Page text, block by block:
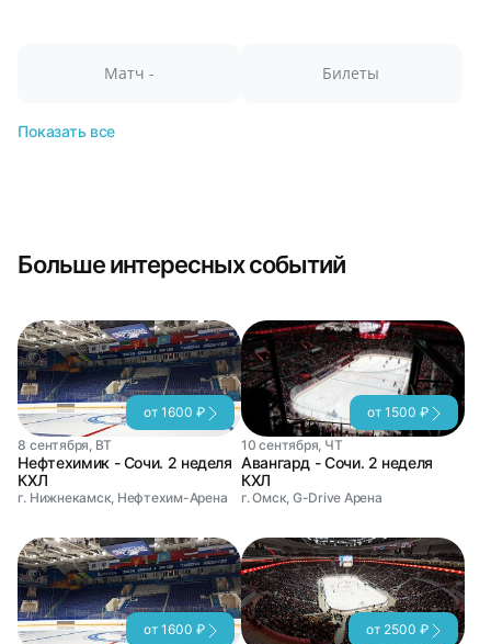
Матч - Билеты
Показать все
Больше интересных событий
от 1600 ₽
8 сентября, ВТ
Нефтехимик - Сочи. 2 неделя
КХЛ
г. Нижнекамск, Нефтехим-Арена
от 1500 ₽
10 сентября, ЧТ
Авангард - Сочи. 2 неделя
КХЛ
г. Омск, G-Drive Арена
от 1600 ₽
от 2500 ₽